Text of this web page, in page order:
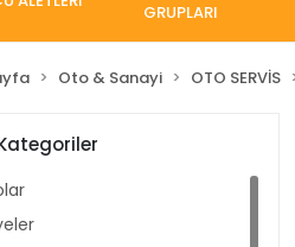
GRUPLARI
Oto & Sanayi OTO SERVİS